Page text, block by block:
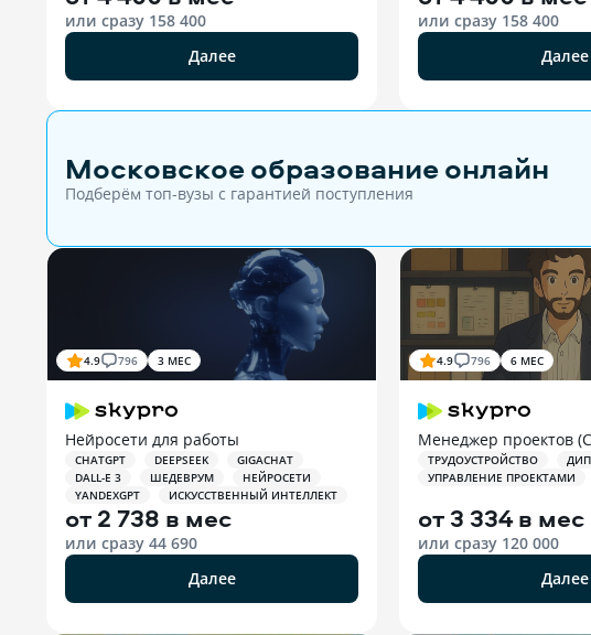
или сразу 158 400
Далее
или сразу 158 400
Далее
Московское образование онлайн
Подберём топ-вузы c гарантией поступления
4.9 796 3 МЕС
Нейросети для работы
CHATGPT DEEPSEEK
GIGACHAT
DALL-E 3
ШЕДЕВРУМ
НЕЙРОСЕТИ
YANDEXGPT
ИСКУССТВЕННЫЙ ИНТЕЛЛЕКТ
от 2 738 в мес
или сразу 44 690
Далее
4.9 796 6 МЕС
Менеджер проектов
ТРУДОУСТРОЙСТВО
УПРАВЛЕНИЕ ПРОЕКТАМИ
от 3 334 в мес
или сразу 120 000
Далее